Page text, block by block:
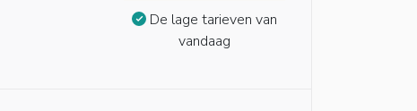
De lage tarieven van
vandaag